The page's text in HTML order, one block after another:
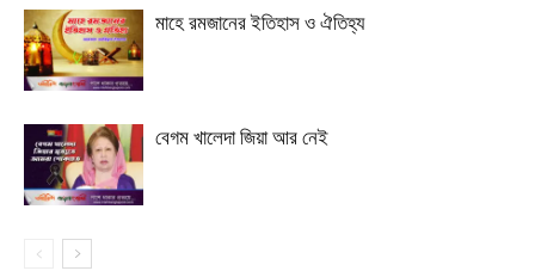
মাহে রমজানের ইতিহাস ও ঐতিহ্য
বেগম খালেদা জিয়া আর নেই